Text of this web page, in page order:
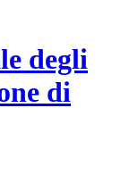
degli
di